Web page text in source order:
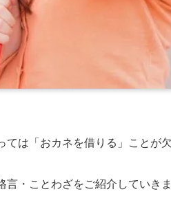
は「おカネを借りる」ことが欠
・ことわざをご紹介していきま